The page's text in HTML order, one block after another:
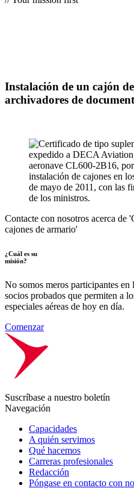
Instalación de un cajón
archivadores de
Contacte con nosotros acerca
cajones de armario'
¿Cuál es su
misión?
No somos meros participantes en
socios probados que permiten a
especiales aéreas de hoy en día.
Comenzar
Suscríbase a nuestro boletín
Navegación
Capacidades
A quién servimos
Qué hacemos
Carreras profesionales
Redacción
Póngase en contacto con